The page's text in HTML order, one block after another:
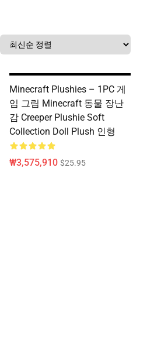
Minecraft Plushies – 1PC 게
임 그림 Minecraft 동물 장난
감 Creeper Plushie Soft
Collection Doll Plush 인형
₩3,575,910 $25.95